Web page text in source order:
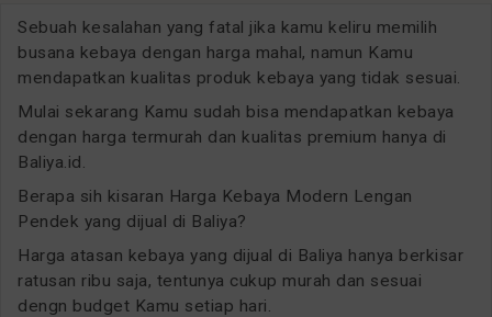
Sebuah kesalahan yang fatal jika kamu keliru memilih
busana kebaya dengan harga mahal, namun Kamu
mendapatkan kualitas produk kebaya yang tidak sesuai.
Mulai sekarang Kamu sudah bisa mendapatkan kebaya
dengan harga termurah dan kualitas premium hanya di
Baliya.id.
Berapa sih kisaran Harga Kebaya Modern Lengan
Pendek yang dijual di Baliya?
Harga atasan kebaya yang dijual di Baliya hanya berkisar
ratusan ribu saja, tentunya cukup murah dan sesuai
dengn budget Kamu setiap hari.